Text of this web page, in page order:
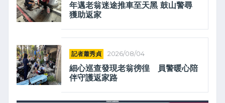
年邁老翁迷途推車至天黑 鼓山警尋
獲助返家
記者蕭秀貞 2026/08/04
細心巡查發現老翁徬徨 員警暖心陪
伴守護返家路